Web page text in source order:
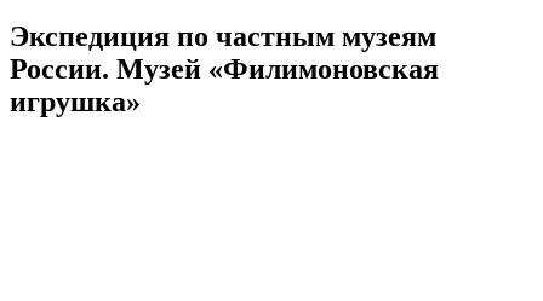
Экспедиция по частным музеям
России. Музей «Филимоновская
игрушка»